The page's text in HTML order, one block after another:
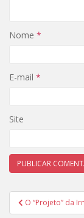
Nome *
E-mail *
Site
O “Projeto” da